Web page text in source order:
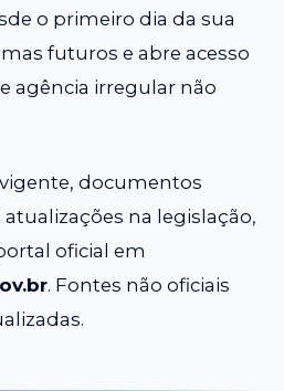
o primeiro dia da sua
futuros e abre acesso
agência irregular não
documentos
na legislação,
oficial em
. Fontes não oficiais